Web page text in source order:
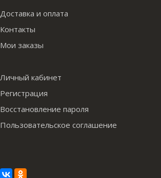
Доставка и оплата
Контакты
Мои заказы
Личный кабинет
Регистрация
Восстановление пароля
Пользовательское соглашение